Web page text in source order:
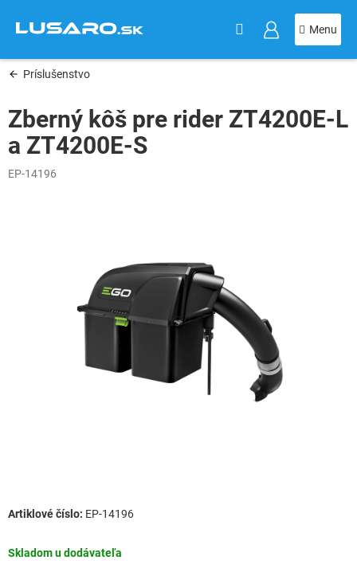
obsah
Príslušenstvo
Zberný kôš pre rider ZT4200E-L
a ZT4200E-S
EP-14196
Skladom u dodávateľa
EP-14196